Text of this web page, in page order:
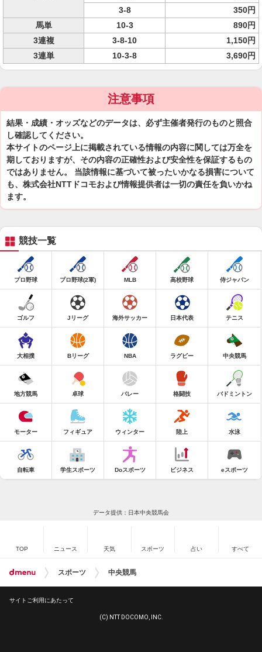
3-8
350円
馬単
10-3
890円
3連複
3-8-10
1,150円
3連単
10-3-8 3,690円
注意事項
結果・成績・オッズなどのデータは、必ず主催者発行のものと照合
し確認してください。
本サイトのページ上に掲載されている情報の内容に関しては万全を
期しておりますが、その内容の正確性および安全性を保証するもの
ではありません。 当該情報に基づいて被ったいかなる損害について
も、株式会社NTTドコモおよび情報提供者は一切の責任を負いかね
ます。
競技一覧
プロ野球 プロ野球(2軍) MLB 高校野球 侍ジャパン
ゴルフ Jリーグ 海外サッカー 日本代表 テニス
大相撲 Bリーグ NBA ラグビー 中央競馬
地方競馬 卓球 バレー 格闘技 バドミントン
モーター フィギュア ウィンター 陸上 水泳
自転車 学生スポーツ Doスポーツ ビジネス eスポーツ
データ提供：日本中央競馬会
TOP ニュース 天気 スポーツ 占い すべて
スポーツ 中央競馬
サイトご利用にあたって
(C) NTT DOCOMO, INC.